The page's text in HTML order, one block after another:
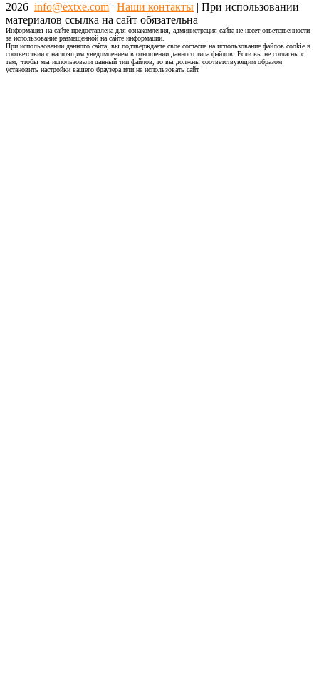
2026 info@extxe.com | Наши контакты | При использовании
материалов ссылка на сайт обязательна
Информация на сайте предоставлена для ознакомления, администрация сайта не несет ответственности
за использование размещенной на сайте информации.
При использовании данного сайта, вы подтверждаете свое согласие на использование файлов cookie в
соответствии с настоящим уведомлением в отношении данного типа файлов. Если вы не согласны с
тем, чтобы мы использовали данный тип файлов, то вы должны соответствующим образом
установить настройки вашего браузера или не использовать сайт.